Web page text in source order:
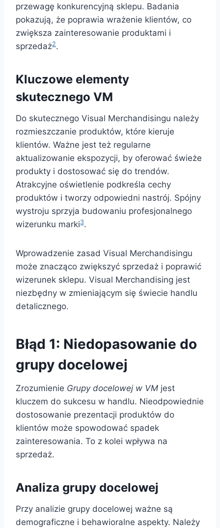
przewagę konkurencyjną sklepu. Badania
pokazują, że poprawia wrażenie klientów, co
zwiększa zainteresowanie produktami i
sprzedaż2.
Kluczowe elementy
skutecznego VM
Do skutecznego Visual Merchandisingu należy
rozmieszczanie produktów, które kieruje
klientów. Ważne jest też regularne
aktualizowanie ekspozycji, by oferować świeże
produkty i dostosować się do trendów.
Atrakcyjne oświetlenie podkreśla cechy
produktów i tworzy odpowiedni nastrój. Spójny
wystroju sprzyja budowaniu profesjonalnego
wizerunku marki3.
Wprowadzenie zasad Visual Merchandisingu
może znacząco zwiększyć sprzedaż i poprawić
wizerunek sklepu. Visual Merchandising jest
niezbędny w zmieniającym się świecie handlu
detalicznego.
Błąd 1: Niedopasowanie do
grupy docelowej
Zrozumienie Grupy docelowej w VM jest
kluczem do sukcesu w handlu. Nieodpowiednie
dostosowanie prezentacji produktów do
klientów może spowodować spadek
zainteresowania. To z kolei wpływa na
sprzedaż.
Analiza grupy docelowej
Przy analizie grupy docelowej ważne są
demograficzne i behawioralne aspekty. Należy